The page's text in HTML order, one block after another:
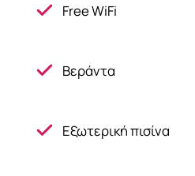
Free WiFi
Βεράντα
Εξωτερική πισίνα